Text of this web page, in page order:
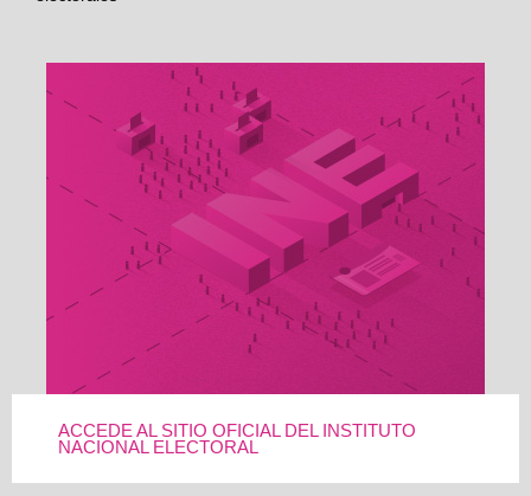
ACCEDE AL SITIO OFICIAL DEL INSTITUTO
NACIONAL ELECTORAL